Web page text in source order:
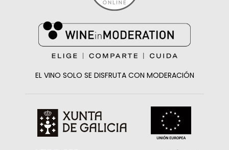
EL VINO SOLO SE DISFRUTA CON MODERACIÓN